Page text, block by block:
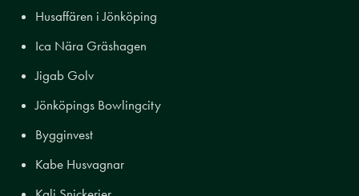
Husaffären i Jönköping
Ica Nära Gräshagen
Jigab Golv
Jönköpings Bowlingcity
Bygginvest
Kabe Husvagnar